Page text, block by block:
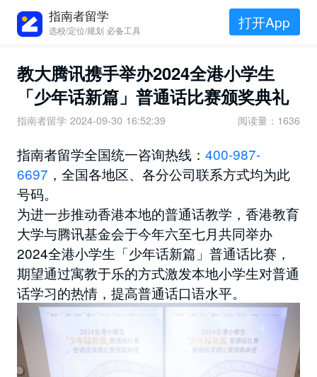
指南者留学
选校/定位/规划 必备工具 打开App
教大腾讯携手举办2024全港小学生
「少年话新篇」普通话比赛颁奖典礼
指南者留学 2024-09-30 16:52:39 阅读量：1636
指南者留学全国统一咨询热线： 400-987-
6697 ，全国各地区、各分公司联系方式均为此
号码。
为进一步推动香港本地的普通话教学，香港教育
大学与腾讯基金会于今年六至七月共同举办
2024全港小学生「少年话新篇」普通话比赛，
期望通过寓教于乐的方式激发本地小学生对普通
话学习的热情，提高普通话口语水平。